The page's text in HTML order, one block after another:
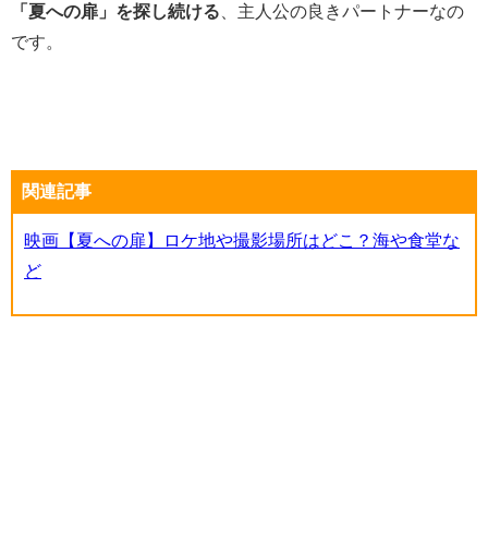
「夏への扉」を探し続ける 、主人公の良きパートナーなの
です。
関連記事
映画【夏への扉】ロケ地や撮影場所はどこ？海や食堂な
ど